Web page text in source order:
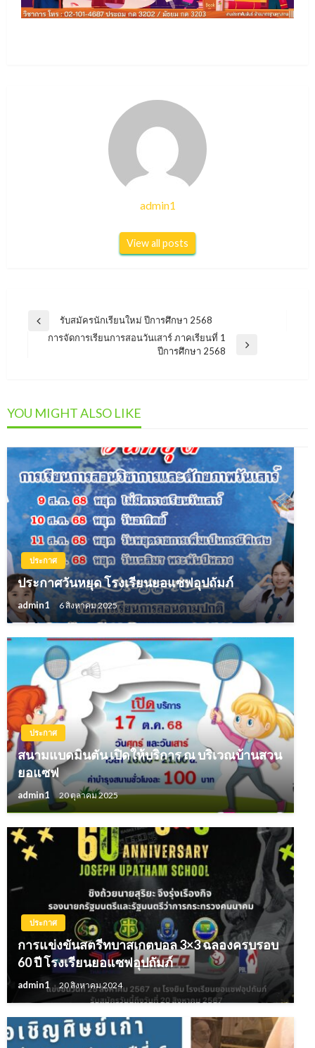
admin1
View all posts
แนะแนว
เรื่อง
Previousรับสมัครนักเรียนใหม่ ปีการศึกษา 2568
การจัดการเรียนการสอนวันเสาร์ ภาคเรียนที่ 1
ปีการศึกษา 2568
YOU MIGHT ALSO LIKE
ประกาศ
ประกาศวันหยุด โรงเรียนยอแซฟอุปถัมภ์
admin1 6 สิงหาคม 2025
ประกาศ
สนามแบดมินตัน เปิดให้บริการ ณ บริเวณบ้านสวน
ยอแซฟ
admin1 20 ตุลาคม 2025
ประกาศ
การแข่งขันสตรีทบาสเกตบอล 3×3 ฉลองครบรอบ
60 ปี โรงเรียนยอแซฟอุปถัมภ์
admin1 20 สิงหาคม 2024